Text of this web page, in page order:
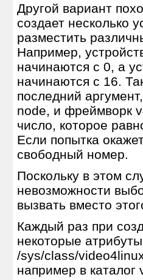
Другой вариант
создает несколько
разместить
Например,
начинаются с 0, а
начинаются с 16.
последний
node, и фреймворк
число, которое
Если попытка
свободный номер.
Поскольку в этом
невозможности
вызвать вместо
Каждый раз при
некоторые
/sys/class/
например в